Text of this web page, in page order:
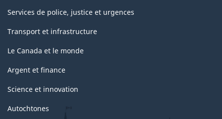
Services de police, justice et urgences
Transport et infrastructure
Le Canada et le monde
Argent et finance
Science et innovation
Autochtones